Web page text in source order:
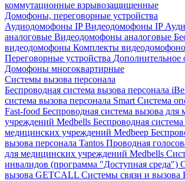
коммутационные взрывозащищенные
Домофоны, переговорные устройства
Аудиодомофоны IPВидеодомофоны IP
аналоговые Видеодомофоны аналоговые
видеодомофоны Комплекты
Переговорные устройства Дополнительное
Домофоны многоквартирные
Системы вызова персонала
Беспроводная система вызова персонала
система вызова персонала Smart Система
Fast-food Беспроводная система вызова для
учреждений Medbells Беспроводная
медицинских учреждений Medbeep
вызова персонала Tantos Проводная
для медицинских учреждений Medbells
инвалидов (программа "Доступная среда")
вызова GETCALL Системы связи и вызова